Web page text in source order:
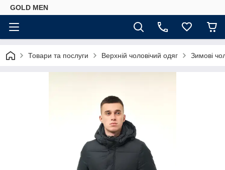
GOLD MEN
Товари та послуги Верхній чоловічий одяг Зимові